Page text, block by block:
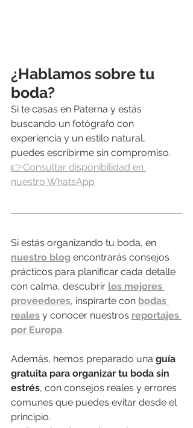
¿Hablamos sobre tu
boda?
Si te casas en Paterna y estás
buscando un fotógrafo con
experiencia y un estilo natural,
puedes escribirme sin compromiso.
👉Consultar disponibilidad en
nuestro WhatsApp
Si estás organizando tu boda, en
nuestro blog encontrarás consejos
prácticos para planificar cada detalle
con calma, descubrir los mejores
proveedores, inspirarte con bodas
reales y conocer nuestros reportajes
por Europa.
Además, hemos preparado una guía
gratuita para organizar tu boda sin
estrés, con consejos reales y errores
comunes que puedes evitar desde el
principio.